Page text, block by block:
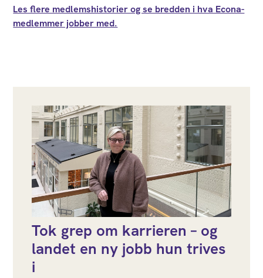
Les flere medlemshistorier og se bredden i hva Econa-
medlemmer jobber med.
Tok grep om karrieren – og
landet en ny jobb hun trives
i